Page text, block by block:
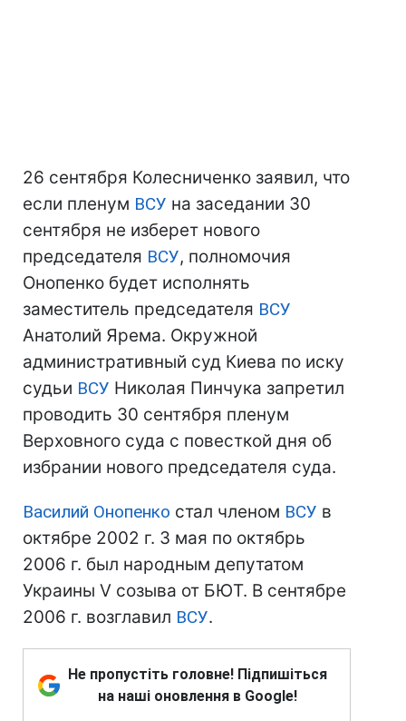
26 сентября Колесниченко заявил, что
если пленум ВСУ на заседании 30
сентября не изберет нового
председателя ВСУ, полномочия
Онопенко будет исполнять
заместитель председателя ВСУ
Анатолий Ярема. Окружной
административный суд Киева по иску
судьи ВСУ Николая Пинчука запретил
проводить 30 сентября пленум
Верховного суда с повесткой дня об
избрании нового председателя суда.
Василий Онопенко стал членом ВСУ в
октябре 2002 г. З мая по октябрь
2006 г. был народным депутатом
Украины V созыва от БЮТ. В сентябре
2006 г. возглавил ВСУ.
Не пропустіть головне! Підпишіться
на наші оновлення в Google!